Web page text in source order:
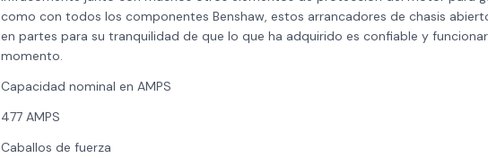
como con todos los componentes Benshaw, estos arrancadores de chasis
en partes para su tranquilidad de que lo que ha adquirido es confiable y
momento.
Capacidad nominal en AMPS
477 AMPS
Caballos de fuerza